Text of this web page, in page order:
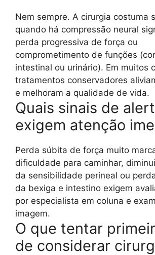
Nem sempre. A cirurgia costuma
quando há compressão neural
perda progressiva de força ou
comprometimento de funções
intestinal ou urinário). Em muitos
tratamentos conservadores
e melhoram a qualidade de vida.
Quais sinais de
exigem atenção
Perda súbita de força muito
dificuldade para caminhar,
da sensibilidade perineal ou
da bexiga e intestino exigem
por especialista em coluna e
imagem.
O que tentar
de considerar